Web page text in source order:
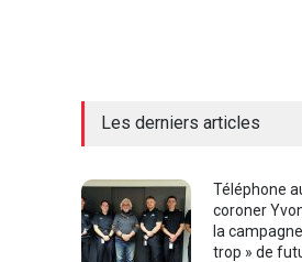
Les derniers articles
Téléphone
coroner
la
trop » de